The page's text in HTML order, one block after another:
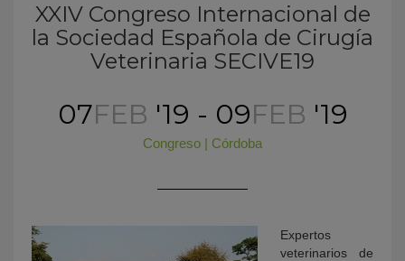
XXIV Congreso Internacional de
la Sociedad Española de Cirugía
Veterinaria SECIVE19
07FEB '19 - 09FEB '19
Congreso | Córdoba
Expertos
veterinarios de